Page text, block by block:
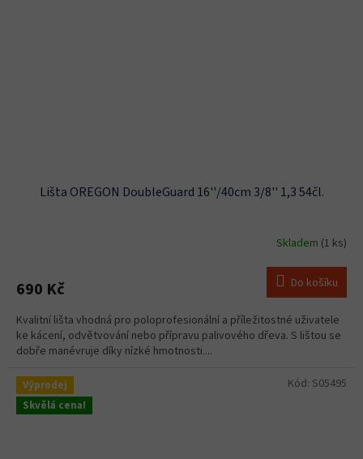
Lišta OREGON DoubleGuard 16''/40cm 3/8'' 1,3 54čl.
Skladem (1 ks)
690 Kč Do košíku
Kvalitní lišta vhodná pro poloprofesionální a příležitostné uživatele
ke kácení, odvětvování nebo přípravu palivového dřeva. S lištou se
dobře manévruje díky nízké hmotnosti....
Výprodej
Skvělá cena!
Kód: S05495